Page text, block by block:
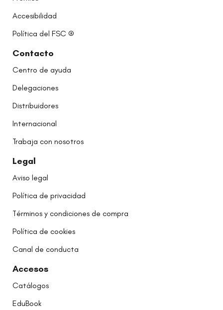
Accesibilidad
Política del FSC ®
Contacto
Centro de ayuda
Delegaciones
Distribuidores
Internacional
Trabaja con nosotros
Legal
Aviso legal
Política de privacidad
Términos y condiciones de compra
Política de cookies
Canal de conducta
Accesos
Catálogos
EduBook